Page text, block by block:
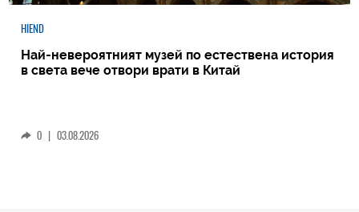
HIEND
Най-невероятният музей по естествена история
в света вече отвори врати в Китай
0 | 03.08.2026